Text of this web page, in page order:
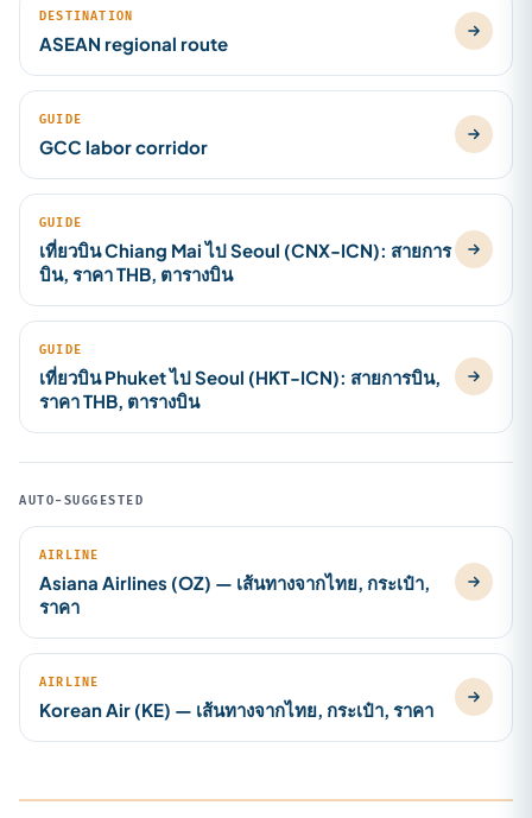
DESTINATION
ASEAN regional route
GUIDE
GCC labor corridor
GUIDE
เที่ยวบิน Chiang Mai ไป Seoul (CNX-ICN): สายการ
บิน, ราคา THB, ตารางบิน
GUIDE
เที่ยวบิน Phuket ไป Seoul (HKT-ICN): สายการบิน,
ราคา THB, ตารางบิน
AUTO-SUGGESTED
AIRLINE
Asiana Airlines (OZ) — เส้นทางจากไทย, กระเป๋า,
ราคา
AIRLINE
Korean Air (KE) — เส้นทางจากไทย, กระเป๋า, ราคา